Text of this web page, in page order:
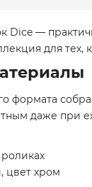
Dice —
для тех,
формата
даже при
хром